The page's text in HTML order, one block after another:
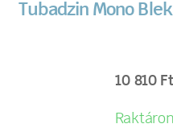
Tubadzin Mono
10 810 Ft
Raktáron